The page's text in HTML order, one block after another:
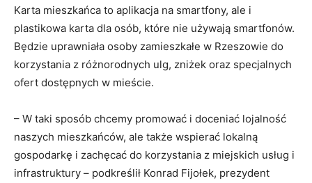
Karta mieszkańca to aplikacja na smartfony, ale i
plastikowa karta dla osób, które nie używają smartfonów.
Będzie uprawniała osoby zamieszkałe w Rzeszowie do
korzystania z różnorodnych ulg, zniżek oraz specjalnych
ofert dostępnych w mieście.
– W taki sposób chcemy promować i doceniać lojalność
naszych mieszkańców, ale także wspierać lokalną
gospodarkę i zachęcać do korzystania z miejskich usług i
infrastruktury – podkreślił Konrad Fijołek, prezydent